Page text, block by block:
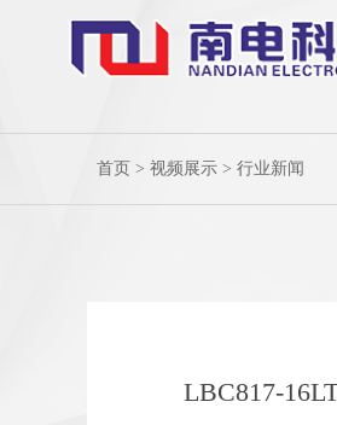
首页 > 视频展示 > 行业新闻
LBC817-